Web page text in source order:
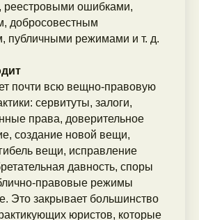
реестровыми ошибками,
добросовестным
публичными режимами и т. д.
почти всю вещно-правовую
сервитуты, залоги,
права, доверительное
создание новой вещи,
вещи, исправление
давность, споры
правовые режимы
Это закрывает большинство
юристов, которые